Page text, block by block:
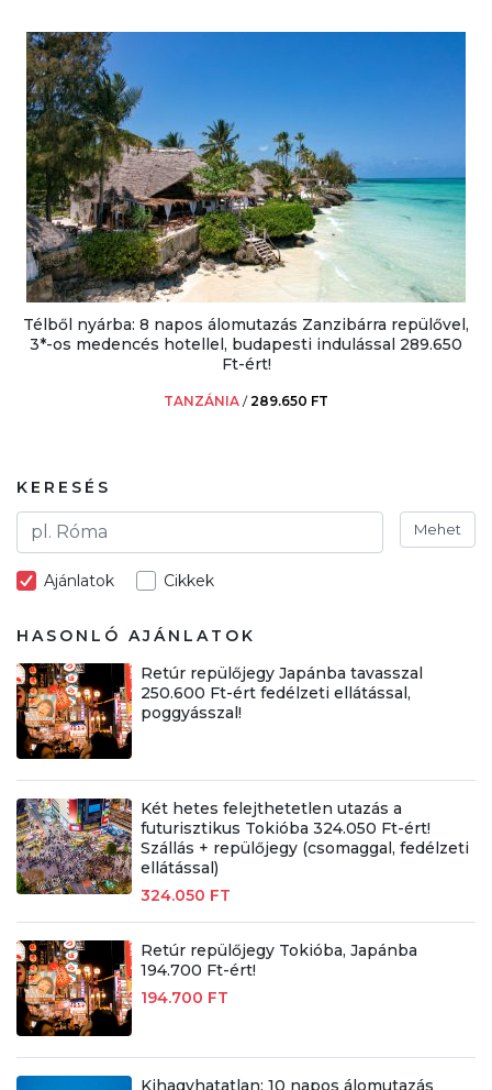
Télből nyárba: 8 napos álomutazás Zanzibárra repülővel,
3*-os medencés hotellel, budapesti indulással 289.650
Ft-ért!
TANZÁNIA /289.650 FT
KERESÉS
Mehet
Ajánlatok Cikkek
HASONLÓ AJÁNLATOK
Retúr repülőjegy Japánba tavasszal
250.600 Ft-ért fedélzeti ellátással,
poggyásszal!
Két hetes felejthetetlen utazás a
futurisztikus Tokióba 324.050 Ft-ért!
Szállás + repülőjegy (csomaggal, fedélzeti
ellátással)
324.050 FT
Retúr repülőjegy Tokióba, Japánba
194.700 Ft-ért!
194.700 FT
Kihagyhatatlan: 10 napos álomutazás